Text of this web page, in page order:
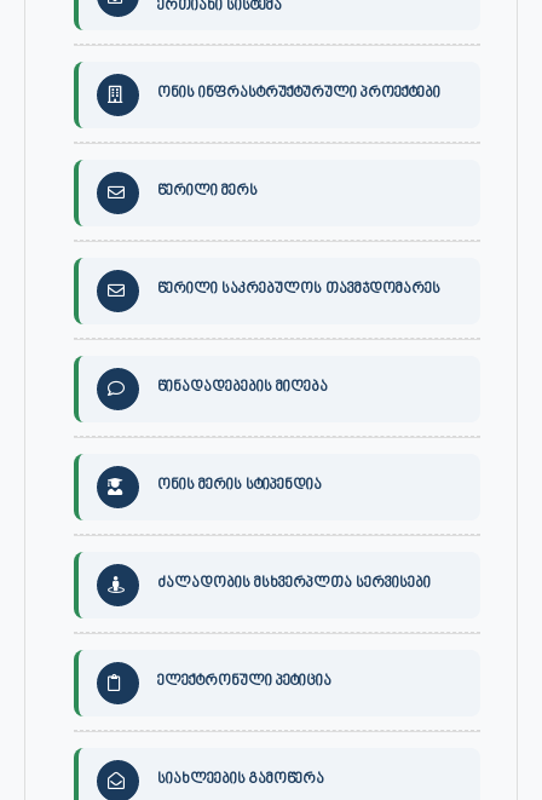
ერთიანი სისტემა
ონის ინფრასტრუქტურული პროექტები
წერილი მერს
წერილი საკრებულოს თავმჯდომარეს
წინადადებების მიღება
ონის მერის სტიპენდია
ძალადობის მსხვერპლთა სერვისები
ელექტრონული პეტიცია
სიახლეების გამოწერა